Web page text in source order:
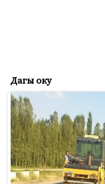
Дагы оку